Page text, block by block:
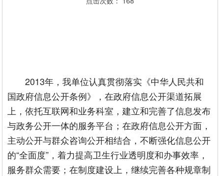
2013年，我单位认真贯彻落实《中华人民共和
国政府信息公开条例》，在政府信息公开渠道拓展
上，依托互联网和业务科室，建立和完善了信息发布
与政务公开一体的服务平台；在政府信息公开方面，
主动公开与群众咨询公开相结合，不断强化信息公开
的“全面度”，着力提高卫生行业透明度和办事效率，
服务群众需要；在制度建设上，继续完善各种规章制